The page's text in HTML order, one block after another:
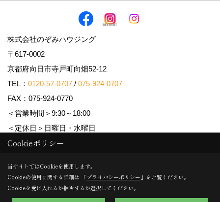
株式会社のぞみハウジング
〒617-0002
京都府向日市寺戸町向畑52-12
TEL： 0120-57-0707 / 075-924-0707
FAX：075-924-0770
＜営業時間＞9:30～18:00
＜定休日＞日曜日・水曜日
Copyright (c) Nozomi Housing. All Rights Reserved.
Produced byゴデスクリエイト
Cookieポリシー
当サイトではCookieを使用します。
Cookieの使用に関する詳細は 「プライバシーポリシー 」をご覧ください。
Cookieを受け入れるか拒否するか選択してください。